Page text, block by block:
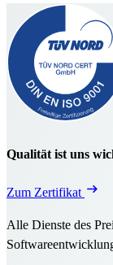
Qualität ist uns
Zum Zertifikat
Alle Dienste des